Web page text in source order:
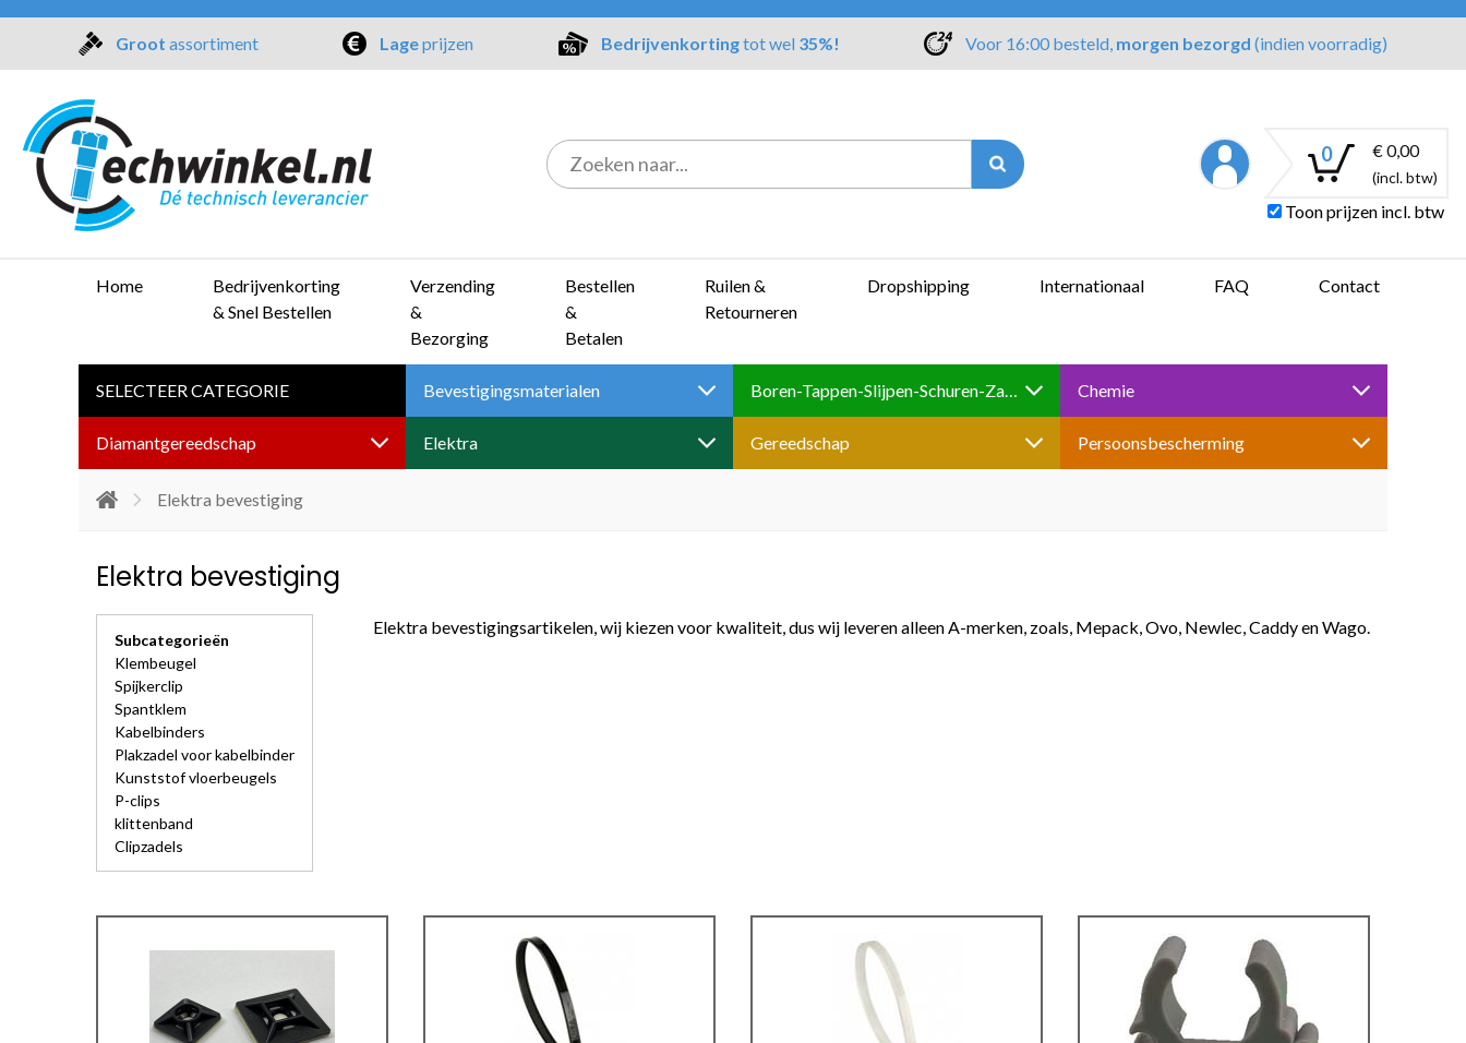
Groot assortiment Lageprijzen Bedrijvenkortingtot wel 35%! Voor 16:00 besteld, morgen bezorgd (indien voorradig)
0 € 0,00
(incl. btw)
Toon prijzen incl. btw
Home
Bedrijvenkorting
& Snel Bestellen
Verzending
&
Bezorging
Bestellen
&
Betalen
Ruilen &
Retourneren
Dropshipping Internationaal FAQ Contact
SELECTEER CATEGORIE Bevestigingsmaterialen Boren-Tappen-Slijpen-Schuren-Zagen Chemie
Diamantgereedschap Elektra Gereedschap Persoonsbescherming
Elektra bevestiging
Elektra bevestiging
Elektra bevestigingsartikelen, wij kiezen voor kwaliteit, dus wij leveren alleen A-merken, zoals, Mepack, Ovo, Newlec, Caddy en Wago.
Subcategorieën
Klembeugel
Spijkerclip
Spantklem
Kabelbinders
Plakzadel voor kabelbinder
Kunststof vloerbeugels
P-clips
klittenband
Clipzadels